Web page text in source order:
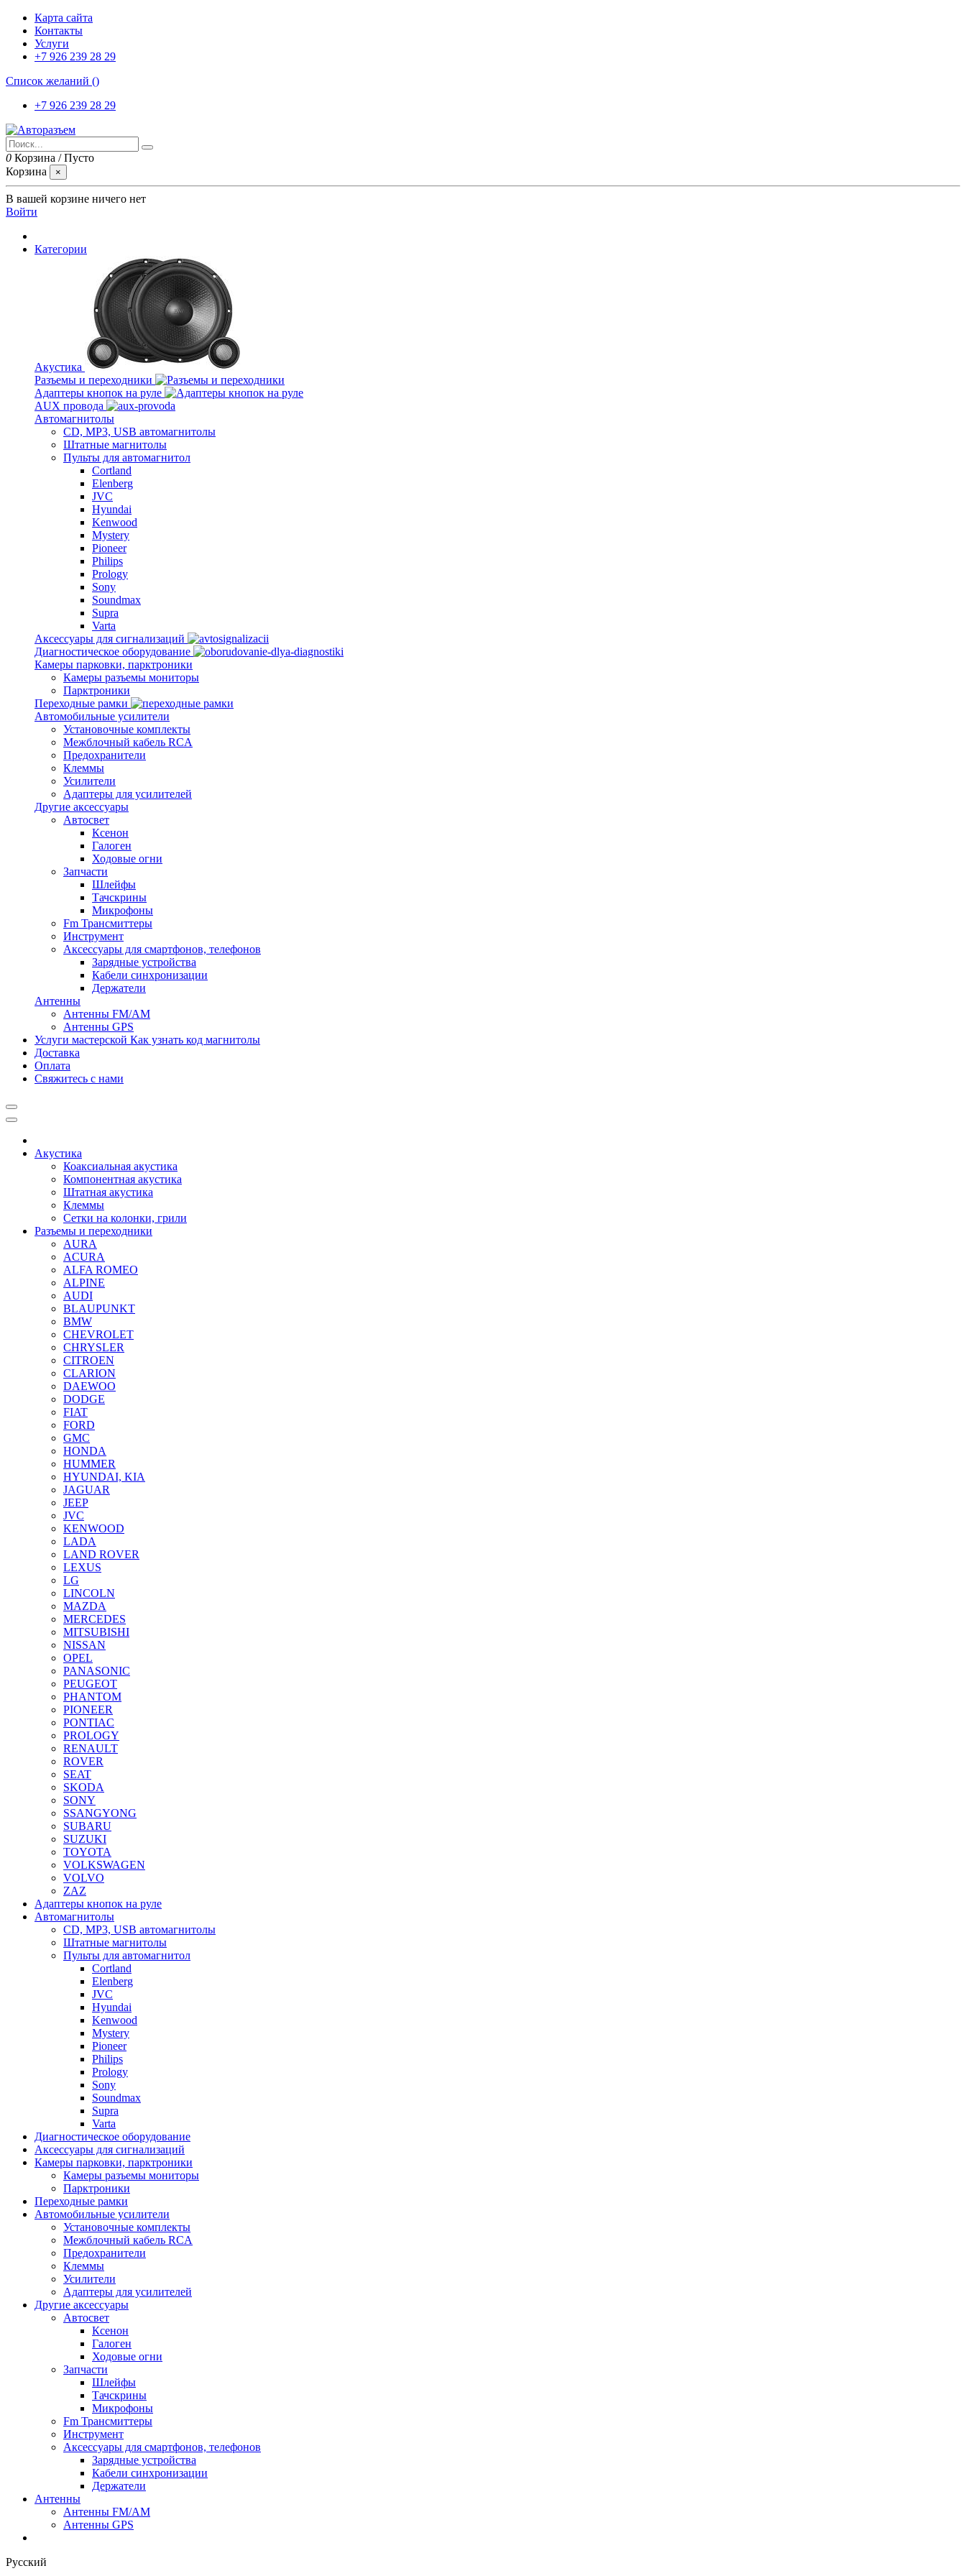
Карта сайта
Контакты
Услуги
+7 926 239 28 29
Список желаний ()
+7 926 239 28 29
0 Корзина /Пусто
Корзина
×
В вашей корзине ничего нет
Войти
Категории
Акустика
Разъемы и переходники
Адаптеры кнопок на руле
AUX провода
Автомагнитолы
CD, MP3, USB автомагнитолы
Штатные магнитолы
Пульты для автомагнитол
Cortland
Elenberg
JVC
Hyundai
Kenwood
Mystery
Pioneer
Philips
Prology
Sony
Soundmax
Supra
Varta
Аксессуары для сигнализаций
Диагностическое оборудование
Камеры парковки, парктроники
Камеры разъемы мониторы
Парктроники
Переходные рамки
Автомобильные усилители
Установочные комплекты
Межблочный кабель RCA
Предохранители
Клеммы
Усилители
Адаптеры для усилителей
Другие аксессуары
Автосвет
Ксенон
Галоген
Ходовые огни
Запчасти
Шлейфы
Тачскрины
Микрофоны
Fm Трансмиттеры
Инструмент
Аксессуары для смартфонов, телефонов
Зарядные устройства
Кабели синхронизации
Держатели
Антенны
Антенны FM/AM
Антенны GPS
Услуги мастерской Как узнать код магнитолы
Доставка
Оплата
Свяжитесь с нами
Акустика
Коаксиальная акустика
Компонентная акустика
Штатная акустика
Клеммы
Сетки на колонки, грили
Разъемы и переходники
AURA
ACURA
ALFA ROMEO
ALPINE
AUDI
BLAUPUNKT
BMW
CHEVROLET
CHRYSLER
CITROEN
CLARION
DAEWOO
DODGE
FIAT
FORD
GMC
HONDA
HUMMER
HYUNDAI, KIA
JAGUAR
JEEP
JVC
KENWOOD
LADA
LAND ROVER
LEXUS
LG
LINCOLN
MAZDA
MERCEDES
MITSUBISHI
NISSAN
OPEL
PANASONIC
PEUGEOT
PHANTOM
PIONEER
PONTIAC
PROLOGY
RENAULT
ROVER
SEAT
SKODA
SONY
SSANGYONG
SUBARU
SUZUKI
TOYOTA
VOLKSWAGEN
VOLVO
ZAZ
Адаптеры кнопок на руле
Автомагнитолы
CD, MP3, USB автомагнитолы
Штатные магнитолы
Пульты для автомагнитол
Cortland
Elenberg
JVC
Hyundai
Kenwood
Mystery
Pioneer
Philips
Prology
Sony
Soundmax
Supra
Varta
Диагностическое оборудование
Аксессуары для сигнализаций
Камеры парковки, парктроники
Камеры разъемы мониторы
Парктроники
Переходные рамки
Автомобильные усилители
Установочные комплекты
Межблочный кабель RCA
Предохранители
Клеммы
Усилители
Адаптеры для усилителей
Другие аксессуары
Автосвет
Ксенон
Галоген
Ходовые огни
Запчасти
Шлейфы
Тачскрины
Микрофоны
Fm Трансмиттеры
Инструмент
Аксессуары для смартфонов, телефонов
Зарядные устройства
Кабели синхронизации
Держатели
Антенны
Антенны FM/AM
Антенны GPS
Русский